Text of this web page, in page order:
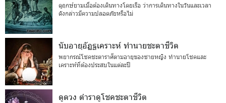
ดูฤกษ์ยามเมื่อต้องเดินทางโดยเรือ ว่าการเดินทางในวันและเวลา
ดังกล่าวมีความปลอดภัยหรือไม่
นับอายุอัฏฐเคราะห์ ทำนายชะตาชีวิต
พยากรณ์โชคชะตาราศีตามอายุของชายหญิง ทำนายโชคและ
เคราะห์ที่ต้องประสบในแต่ละปี
ดูดวง ตำราดูโชคชะตาชีวิต